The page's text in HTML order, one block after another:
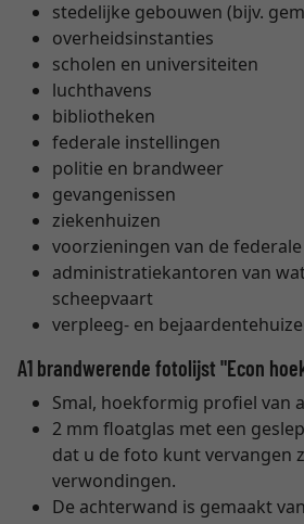
stedelijke gebouwen (bijv.
overheidsinstanties
scholen en universiteiten
luchthavens
bibliotheken
federale instellingen
politie en brandweer
gevangenissen
ziekenhuizen
voorzieningen van de
administratiekantoren van
scheepvaart
verpleeg- en
A1 brandwerende fotolijst "Econ
Smal, hoekformig profiel van
2 mm floatglas met een
dat u de foto kunt vervangen
verwondingen.
De achterwand is gemaakt